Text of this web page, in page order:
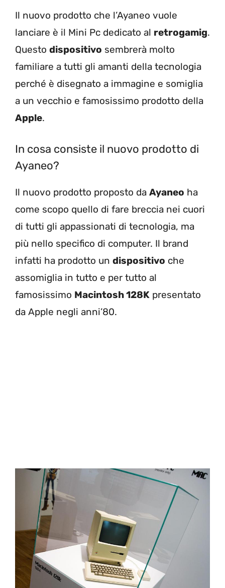
Il nuovo prodotto che l’Ayaneo vuole
lanciare è il Mini Pc dedicato al retrogamig.
Questo dispositivo sembrerà molto
familiare a tutti gli amanti della tecnologia
perché è disegnato a immagine e somiglia
a un vecchio e famosissimo prodotto della
Apple.
In cosa consiste il nuovo prodotto di
Ayaneo?
Il nuovo prodotto proposto da Ayaneo ha
come scopo quello di fare breccia nei cuori
di tutti gli appassionati di tecnologia, ma
più nello specifico di computer. Il brand
infatti ha prodotto un dispositivo che
assomiglia in tutto e per tutto al
famosissimo Macintosh 128K presentato
da Apple negli anni’80.